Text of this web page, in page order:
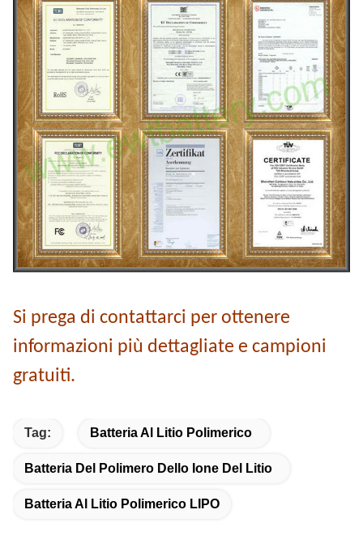
Si prega di contattarci per ottenere
informazioni più dettagliate e campioni
gratuiti.
Tag: Batteria Al Litio Polimerico
Batteria Del Polimero Dello Ione Del Litio
Batteria Al Litio Polimerico LIPO